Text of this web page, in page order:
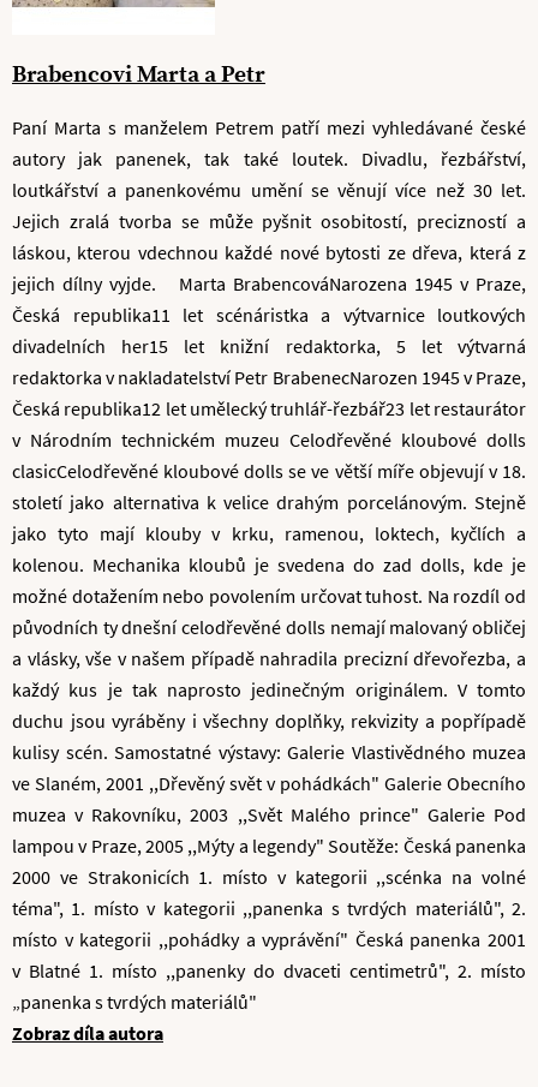
Brabencovi Marta a Petr
Paní Marta s manželem Petrem patří mezi vyhledávané české
autory jak panenek, tak také loutek. Divadlu, řezbářství,
loutkářství a panenkovému umění se věnují více než 30 let.
Jejich zralá tvorba se může pyšnit osobitostí, precizností a
láskou, kterou vdechnou každé nové bytosti ze dřeva, která z
jejich dílny vyjde. Marta BrabencováNarozena 1945 v Praze,
Česká republika11 let scénáristka a výtvarnice loutkových
divadelních her15 let knižní redaktorka, 5 let výtvarná
redaktorka v nakladatelství Petr BrabenecNarozen 1945 v Praze,
Česká republika12 let umělecký truhlář-řezbář23 let restaurátor
v Národním technickém muzeu Celodřevěné kloubové dolls
clasicCelodřevěné kloubové dolls se ve větší míře objevují v 18.
století jako alternativa k velice drahým porcelánovým. Stejně
jako tyto mají klouby v krku, ramenou, loktech, kyčlích a
kolenou. Mechanika kloubů je svedena do zad dolls, kde je
možné dotažením nebo povolením určovat tuhost. Na rozdíl od
původních ty dnešní celodřevěné dolls nemají malovaný obličej
a vlásky, vše v našem případě nahradila precizní dřevořezba, a
každý kus je tak naprosto jedinečným originálem. V tomto
duchu jsou vyráběny i všechny doplňky, rekvizity a popřípadě
kulisy scén. Samostatné výstavy: Galerie Vlastivědného muzea
ve Slaném, 2001 ,,Dřevěný svět v pohádkách" Galerie Obecního
muzea v Rakovníku, 2003 ,,Svět Malého prince" Galerie Pod
lampou v Praze, 2005 ,,Mýty a legendy" Soutěže: Česká panenka
2000 ve Strakonicích 1. místo v kategorii ,,scénka na volné
téma", 1. místo v kategorii ,,panenka s tvrdých materiálů", 2.
místo v kategorii ,,pohádky a vyprávění" Česká panenka 2001
v Blatné 1. místo ,,panenky do dvaceti centimetrů", 2. místo
„panenka s tvrdých materiálů"
Zobraz díla autora